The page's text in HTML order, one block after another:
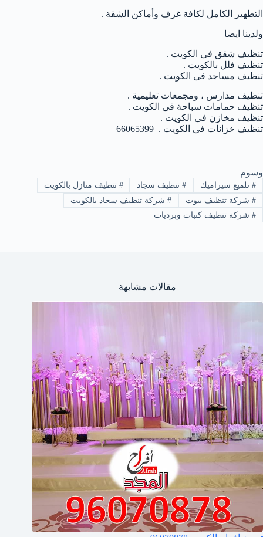
التطهير الكامل لكافة غرف وأماكن الشقة .
ولدينا ايضا
تنظيف شقق فى الكويت .
تنظيف فلل بالكويت .
تنظيف مساجد فى الكويت .
تنظيف مدارس ، ومجمعات تعليمية .
تنظيف حمامات سباحة فى الكويت .
تنظيف مخازن فى الكويت .
تنظيف خزانات فى الكويت . 66065399
وسوم
#تلميع سيراميك #تنظيف سجاد # تنظيف منازل بالكويت
#شركة تنظيف بيوت #شركة تنظيف سجاد بالكويت
#شركة تنظيف كنبات وبرديات
مقالات مشابهة